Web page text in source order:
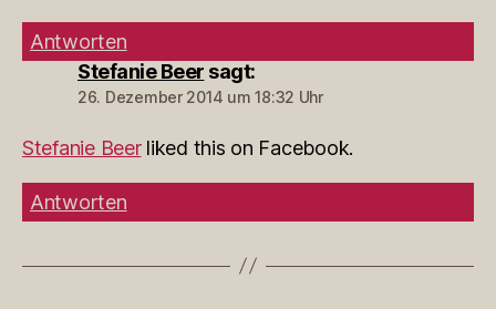
Antworten
Stefanie Beer sagt:
26. Dezember 2014 um 18:32 Uhr
Stefanie Beerliked this on Facebook.
Antworten